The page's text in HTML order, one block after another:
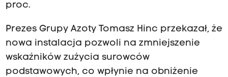
proc.
Prezes Grupy Azoty Tomasz Hinc przekazał, że
nowa instalacja pozwoli na zmniejszenie
wskaźników zużycia surowców
podstawowych, co wpłynie na obniżenie